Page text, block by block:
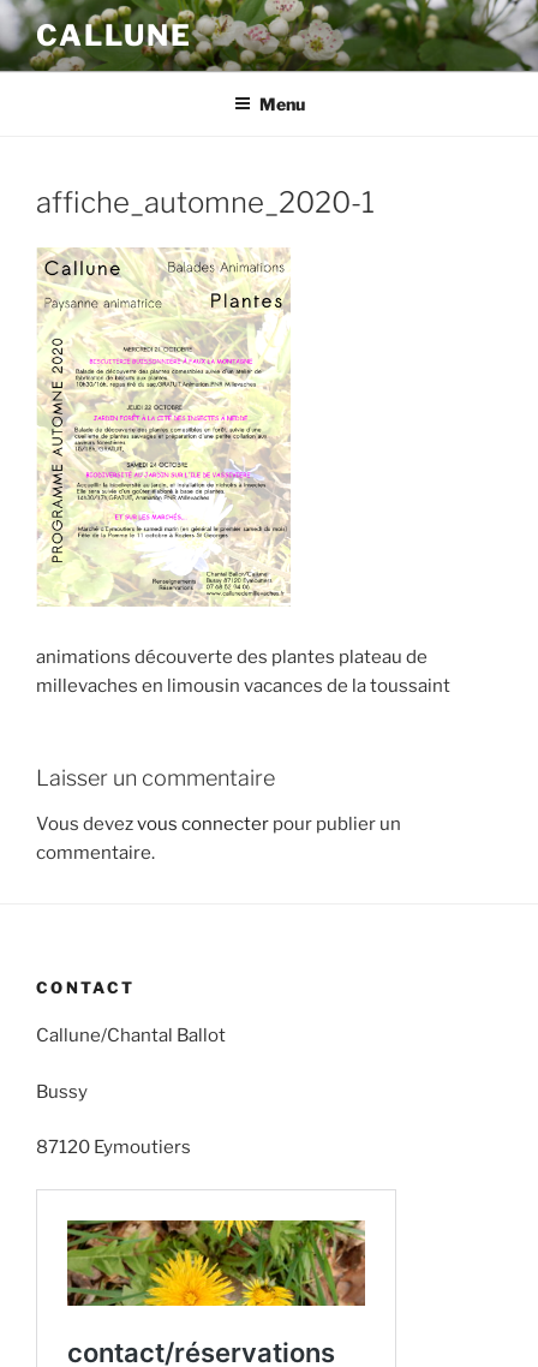
Aller
au
contenu
CALLUNE
Menu
affiche_automne_2020-1
animations découverte des plantes plateau de
millevaches en limousin vacances de la toussaint
Laisser un commentaire
Vous devezvous connecter pour publier un
commentaire.
CONTACT
Callune/Chantal Ballot
Bussy
87120 Eymoutiers